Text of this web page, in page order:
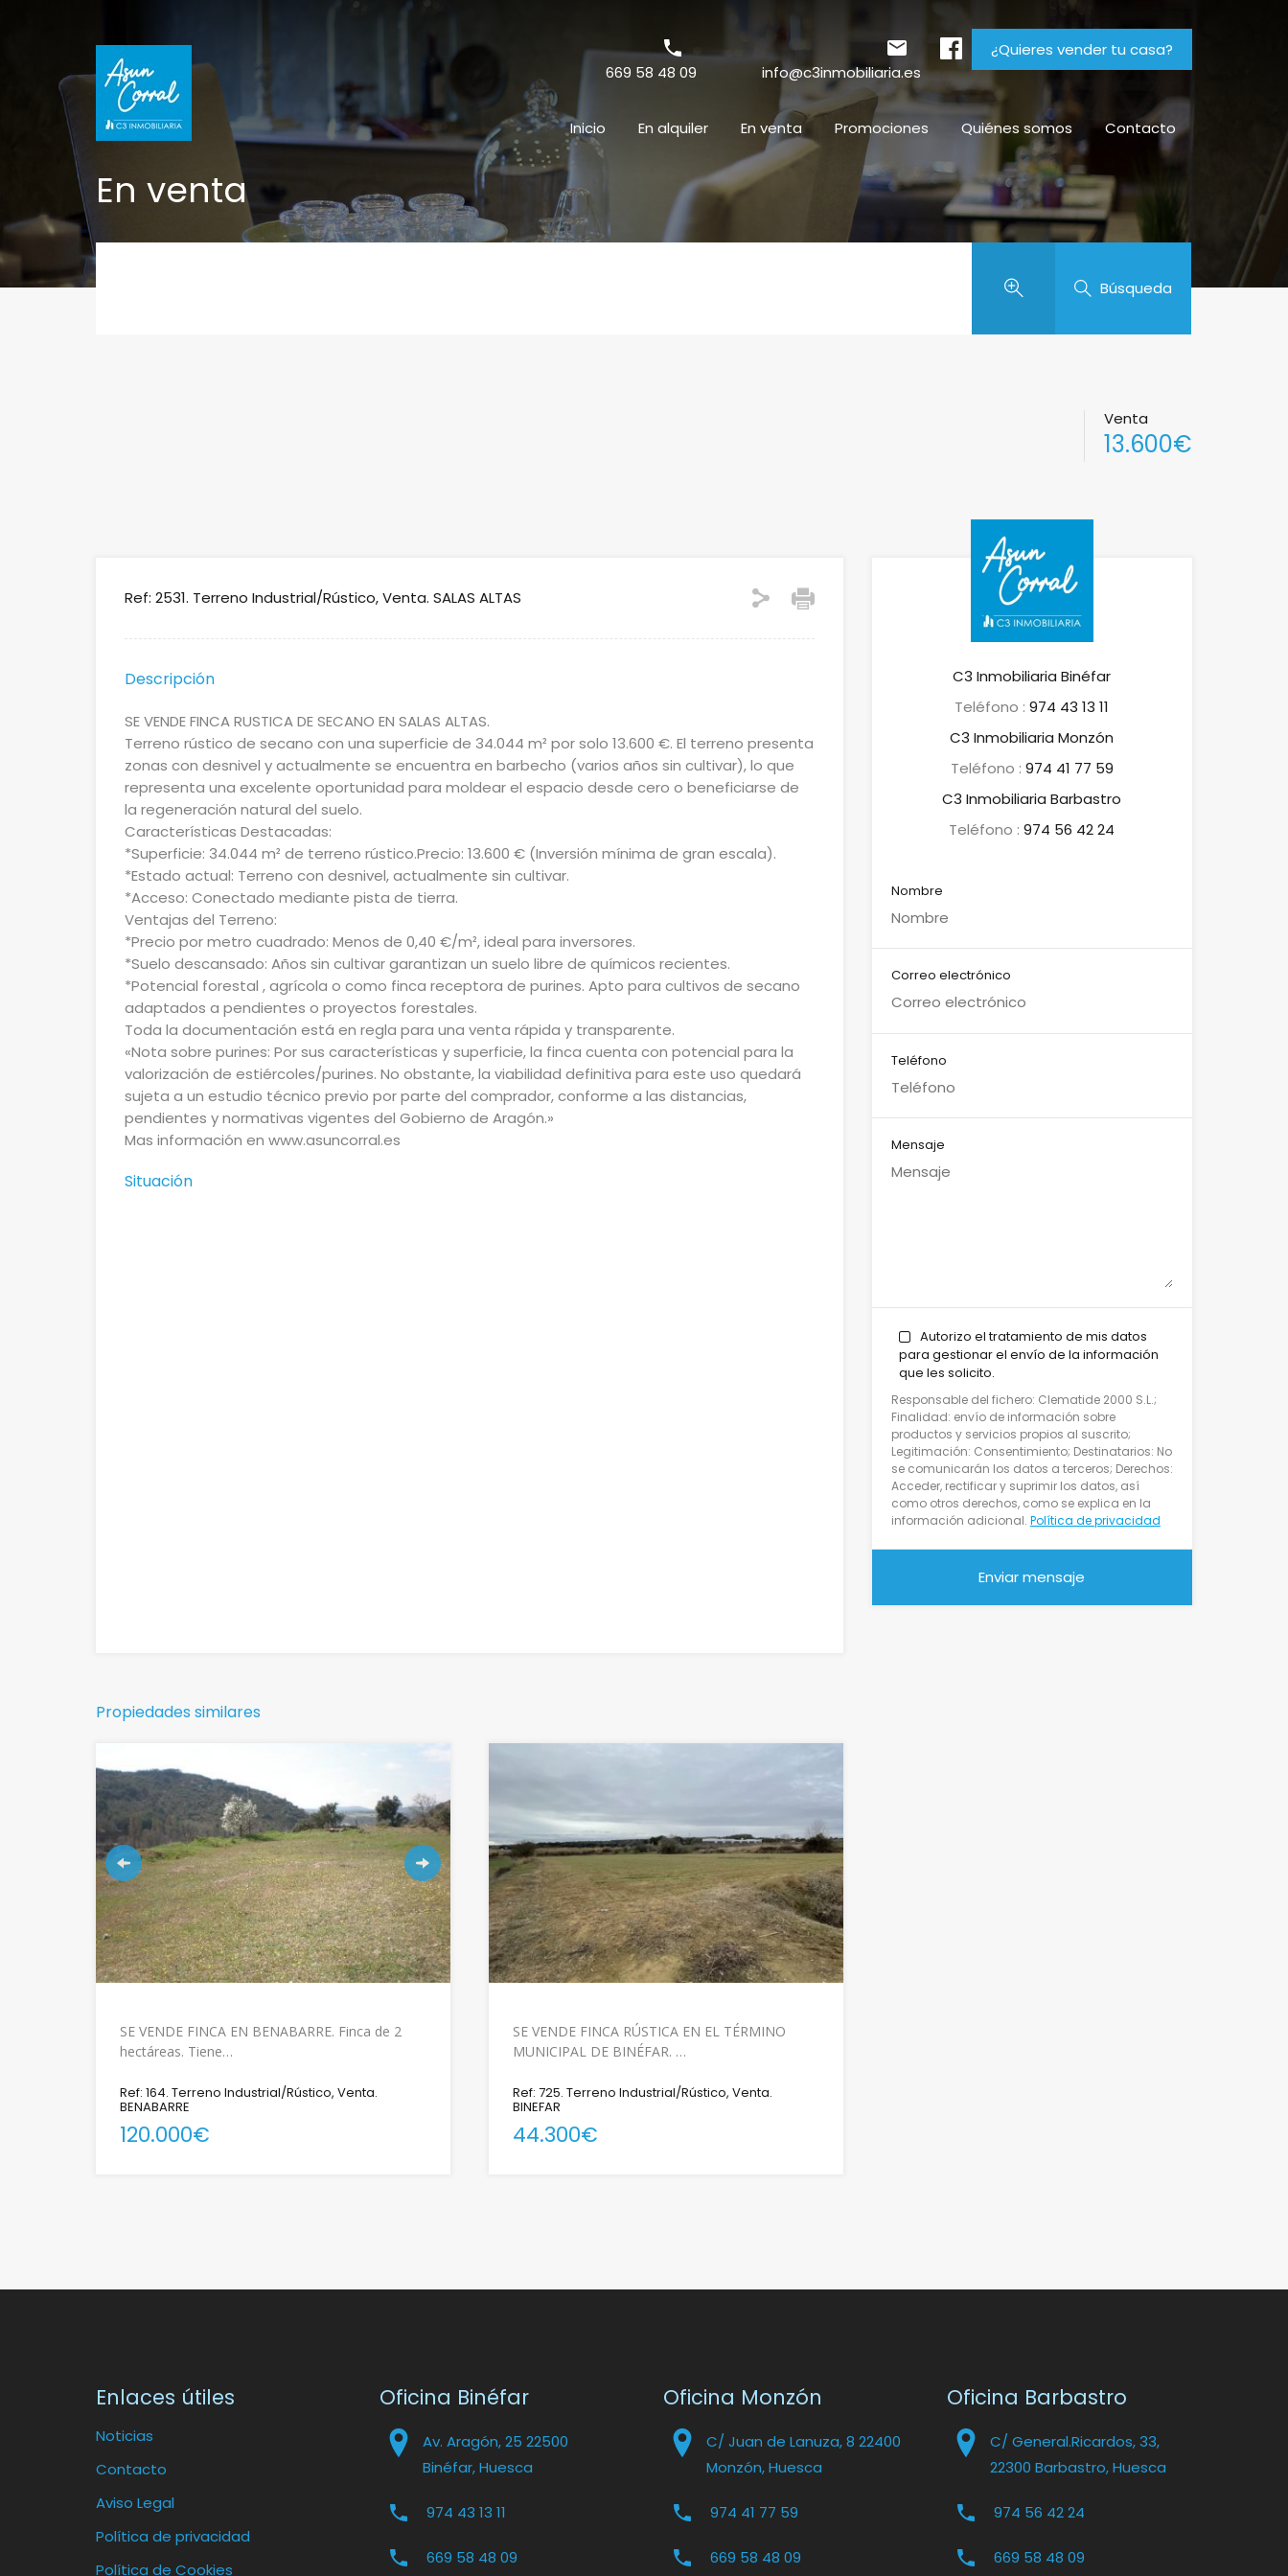
669 58 48 09 info@c3inmobiliaria.es
¿Quieres vender tu casa?
Inicio En alquiler En venta Promociones Quiénes somos Contacto
En venta
Búsqueda
Venta
13.600€
Ref: 2531. Terreno Industrial/Rústico, Venta. SALAS ALTAS
Descripción
SE VENDE FINCA RUSTICA DE SECANO EN SALAS ALTAS.
Terreno rústico de secano con una superficie de 34.044 m² por solo 13.600 €. El terreno presenta
zonas con desnivel y actualmente se encuentra en barbecho (varios años sin cultivar), lo que
representa una excelente oportunidad para moldear el espacio desde cero o beneficiarse de
la regeneración natural del suelo.
Características Destacadas:
*Superficie: 34.044 m² de terreno rústico.Precio: 13.600 € (Inversión mínima de gran escala).
*Estado actual: Terreno con desnivel, actualmente sin cultivar.
*Acceso: Conectado mediante pista de tierra.
Ventajas del Terreno:
*Precio por metro cuadrado: Menos de 0,40 €/m², ideal para inversores.
*Suelo descansado: Años sin cultivar garantizan un suelo libre de químicos recientes.
*Potencial forestal , agrícola o como finca receptora de purines. Apto para cultivos de secano
adaptados a pendientes o proyectos forestales.
Toda la documentación está en regla para una venta rápida y transparente.
«Nota sobre purines: Por sus características y superficie, la finca cuenta con potencial para la
valorización de estiércoles/purines. No obstante, la viabilidad definitiva para este uso quedará
sujeta a un estudio técnico previo por parte del comprador, conforme a las distancias,
pendientes y normativas vigentes del Gobierno de Aragón.»
Mas información en www.asuncorral.es
Situación
Propiedades similares
SE VENDE FINCA EN BENABARRE. Finca de 2
hectáreas. Tiene…
Ref: 164. Terreno Industrial/Rústico, Venta.
BENABARRE
120.000€
SE VENDE FINCA RÚSTICA EN EL TÉRMINO
MUNICIPAL DE BINÉFAR. …
Ref: 725. Terreno Industrial/Rústico, Venta.
BINEFAR
44.300€
C3 Inmobiliaria Binéfar
Teléfono :974 43 13 11
C3 Inmobiliaria Monzón
Teléfono : 974 41 77 59
C3 Inmobiliaria Barbastro
Teléfono :974 56 42 24
Nombre
Correo electrónico
Teléfono
Mensaje
Autorizo el tratamiento de mis datos
para gestionar el envío de la información
que les solicito.
Responsable del fichero: Clematide 2000 S.L.;
Finalidad: envío de información sobre
productos y servicios propios al suscrito;
Legitimación: Consentimiento; Destinatarios: No
se comunicarán los datos a terceros; Derechos:
Acceder, rectificar y suprimir los datos, así
como otros derechos, como se explica en la
información adicional. Política de privacidad
Enlaces útiles
Noticias
Contacto
Aviso Legal
Política de privacidad
Política de Cookies
Oficina Binéfar
Av. Aragón, 25 22500
Binéfar, Huesca
974 43 13 11
669 58 48 09
Oficina Monzón
C/ Juan de Lanuza, 8 22400
Monzón, Huesca
974 41 77 59
669 58 48 09
Oficina Barbastro
C/ General.Ricardos, 33,
22300 Barbastro, Huesca
974 56 42 24
669 58 48 09